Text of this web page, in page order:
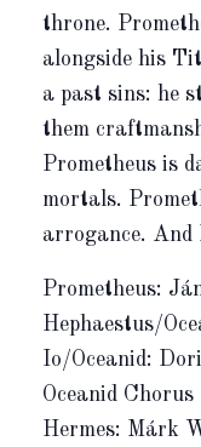
throne.
alongside his
a past sins: he
them
Prometheus is
mortals.
arrogance. And
Prometheus:
Hephaestus/
Io/Oceanid:
Oceanid
Hermes: Márk